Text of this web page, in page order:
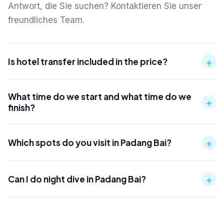
Antwort, die Sie suchen? Kontaktieren Sie unser
freundliches Team.
Is hotel transfer included in the price? +
What time do we start and what time do we
finish?
+
Which spots do you visit in Padang Bai? +
Can I do night dive in Padang Bai? +